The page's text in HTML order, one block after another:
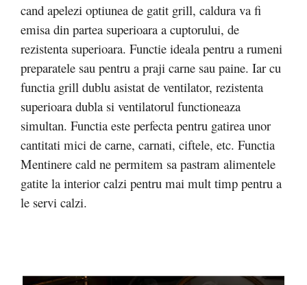
cand apelezi optiunea de gatit grill, caldura va fi
emisa din partea superioara a cuptorului, de
rezistenta superioara. Functie ideala pentru a rumeni
preparatele sau pentru a praji carne sau paine. Iar cu
functia grill dublu asistat de ventilator, rezistenta
superioara dubla si ventilatorul functioneaza
simultan. Functia este perfecta pentru gatirea unor
cantitati mici de carne, carnati, ciftele, etc. Functia
Mentinere cald ne permitem sa pastram alimentele
gatite la interior calzi pentru mai mult timp pentru a
le servi calzi.